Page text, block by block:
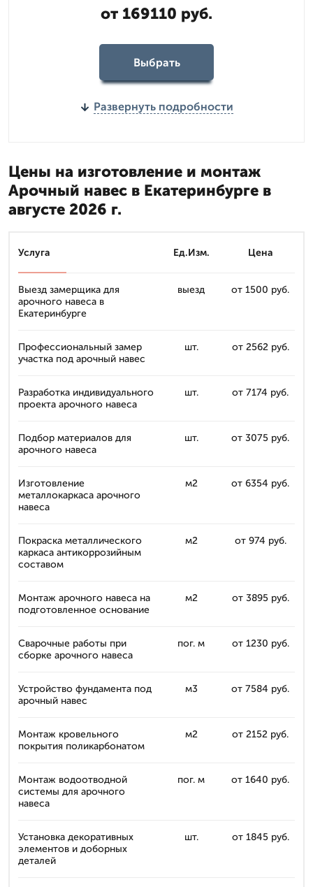
от 169110 руб.
Выбрать
Развернуть подробности
Цены на изготовление и монтаж
Арочный навес в Екатеринбурге в
августе 2026 г.
Услуга Ед.Изм. Цена
Выезд замерщика для
арочного навеса в
Екатеринбурге
выезд от 1500 руб.
Профессиональный замер
участка под арочный навес
шт. от 2562 руб.
Разработка индивидуального
проекта арочного навеса
шт. от 7174 руб.
Подбор материалов для
арочного навеса
шт. от 3075 руб.
Изготовление
металлокаркаса арочного
навеса
м2 от 6354 руб.
Покраска металлического
каркаса антикоррозийным
составом
м2 от 974 руб.
Монтаж арочного навеса на
подготовленное основание
м2 от 3895 руб.
Сварочные работы при
сборке арочного навеса
пог. м от 1230 руб.
Устройство фундамента под
арочный навес
м3 от 7584 руб.
Монтаж кровельного
покрытия поликарбонатом
м2 от 2152 руб.
Монтаж водоотводной
системы для арочного
навеса
пог. м от 1640 руб.
Установка декоративных
элементов и доборных
деталей
шт. от 1845 руб.